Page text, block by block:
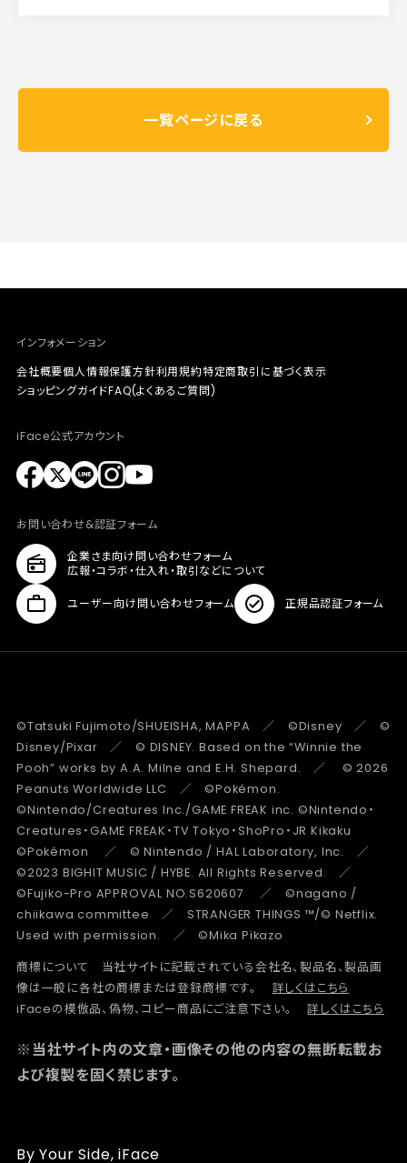
一覧ページに戻る
インフォメーション
会社概要個人情報保護方針利用規約特定商取引に基づく表示
ショッピングガイドFAQ(よくあるご質問)
iFace公式アカウント
お問い合わせ&認証フォーム
企業さま向け問い合わせフォーム
広報・コラボ・仕入れ・取引などについて
ユーザー向け問い合わせフォーム 正規品認証フォーム
©Tatsuki Fujimoto/SHUEISHA, MAPPA ／ ©Disney ／ ©
Disney/Pixar ／ © DISNEY. Based on the “Winnie the
Pooh” works by A.A. Milne and E.H. Shepard. ／ © 2026
Peanuts Worldwide LLC ／ ©Pokémon.
©Nintendo/Creatures Inc./GAME FREAK inc. ©Nintendo・
Creatures・GAME FREAK・TV Tokyo・ShoPro・JR Kikaku
©Pokémon ／ © Nintendo / HAL Laboratory, Inc. ／
©2023 BIGHIT MUSIC / HYBE. All Rights Reserved. ／
©Fujiko-Pro APPROVAL NO.S620607 ／ ©nagano /
chiikawa committee ／ STRANGER THINGS ™/© Netflix.
Used with permission. ／ ©Mika Pikazo
商標について 当社サイトに記載されている会社名、製品名、製品画
像は一般に各社の商標または登録商標です。
詳しくはこちら
iFaceの模倣品、偽物、コピー商品にご注意下さい。
詳しくはこちら
※当社サイト内の文章・画像その他の内容の無断転載お
よび複製を固く禁じます。
By Your Side, iFace